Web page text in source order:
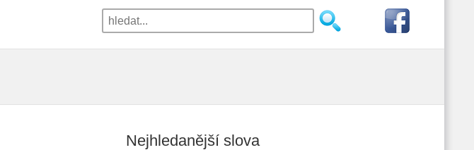
Nejhledanější slova